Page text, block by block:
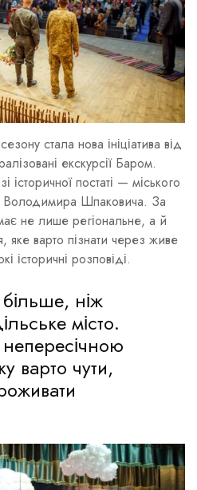
стала нова ініціатива від
екскурсії Баром.
історичної постаті — міського
Володимира Шпаковича. За
не лише регіональне, а й
яке варто пізнати через живе
історичні розповіді.
ніж
місто.
варто чути,